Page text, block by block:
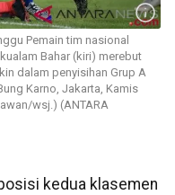
Pemain tim nasional
Bahar (kiri) merebut
dalam penyisihan Grup A
Karno, Jakarta, Kamis
wsj.) (ANTARA
kedua klasemen